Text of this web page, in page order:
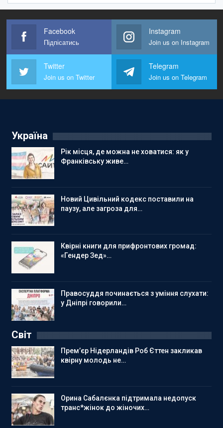
Facebook
Підпісатись
Instagram
Join us on Instagram
Twitter
Join us on Twitter
Telegram
Join us on Telegram
Україна
Рік місця, де можна не ховатися: як у
Франківську живе…
Новий Цивільний кодекс поставили на
паузу, але загроза для…
Квірні книги для прифронтових громад:
«Гендер Зед»…
Правосуддя починається з уміння слухати:
у Дніпрі говорили…
Світ
Прем’єр Нідерландів Роб Єттен закликав
квірну молодь не…
Орина Сабалєнка підтримала недопуск
транс*жінок до жіночих…